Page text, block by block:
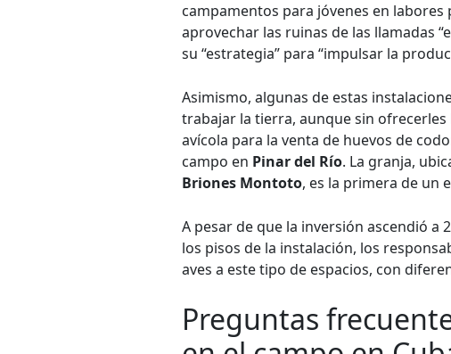
campamentos para jóvenes en
aprovechar las ruinas de las llamadas
su “estrategia” para “impulsar la
Asimismo, algunas de estas
trabajar la tierra, aunque sin
avícola para la venta de huevos de
campo en Pinar del Río. La granja,
Briones Montoto, es la primera de un
A pesar de que la inversión ascendió a
los pisos de la instalación, los
aves a este tipo de espacios, con
Preguntas